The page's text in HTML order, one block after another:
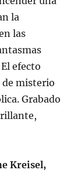
la
las
efecto
de misterio
Grabado
Kreisel,